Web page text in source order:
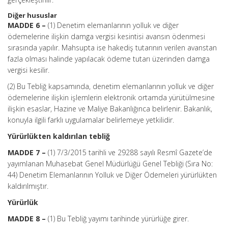
Diğer hususlar
MADDE 6 – (1) Denetim elemanlarının yolluk ve diğer
ödemelerine ilişkin damga vergisi kesintisi avansın ödenmesi
sırasında yapılır. Mahsupta ise hakediş tutarının verilen avanstan
fazla olması halinde yapılacak ödeme tutarı üzerinden damga
vergisi kesilir.
(2) Bu Tebliğ kapsamında, denetim elemanlarının yolluk ve diğer
ödemelerine ilişkin işlemlerin elektronik ortamda yürütülmesine
ilişkin esaslar, Hazine ve Maliye Bakanlığınca belirlenir. Bakanlık,
konuyla ilgili farklı uygulamalar belirlemeye yetkilidir.
Yürürlükten kaldırılan tebliğ
MADDE 7 – (1) 7/3/2015 tarihli ve 29288 sayılı Resmî Gazete’de
yayımlanan Muhasebat Genel Müdürlüğü Genel Tebliği (Sıra No:
44) Denetim Elemanlarının Yolluk ve Diğer Ödemeleri yürürlükten
kaldırılmıştır.
Yürürlük
MADDE 8 – (1) Bu Tebliğ yayımı tarihinde yürürlüğe girer.